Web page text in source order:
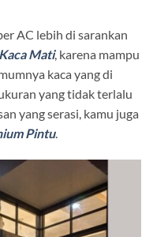
AC lebih di sarankan
Mati, karena mampu
kaca yang di
yang tidak terlalu
yang serasi, kamu juga
Pintu.